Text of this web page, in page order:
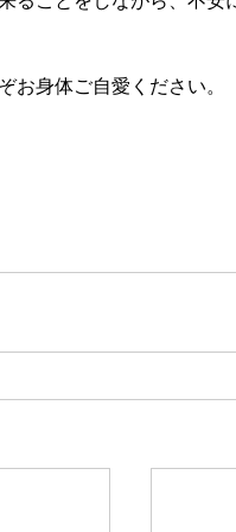
お身体ご自愛ください。